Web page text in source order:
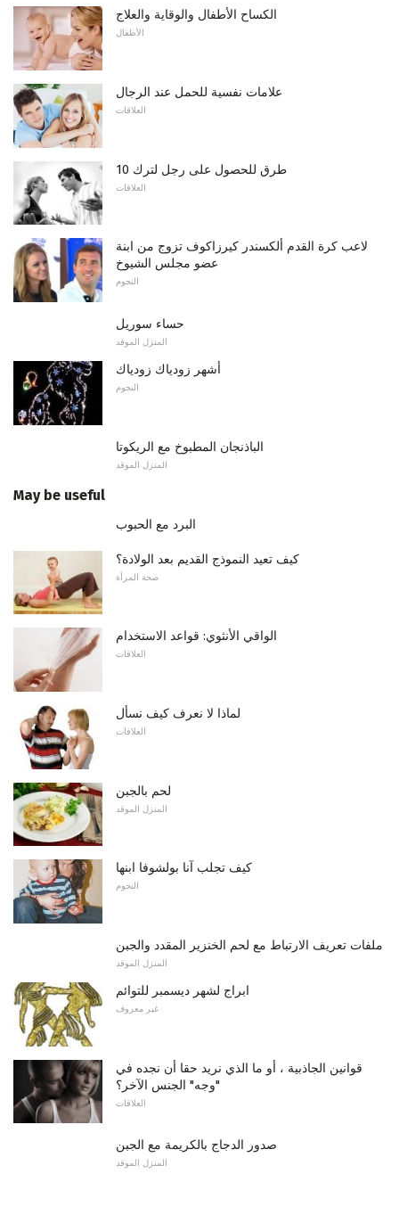
الكساح الأطفال والوقاية والعلاج
الأطفال
علامات نفسية للحمل عند الرجال
العلاقات
10 طرق للحصول على رجل لترك
العلاقات
لاعب كرة القدم ألكسندر كيرزاكوف تزوج من ابنة
عضو مجلس الشيوخ
النجوم
حساء سوريل
المنزل الموقد
أشهر زودياك زودياك
النجوم
الباذنجان المطبوخ مع الريكوتا
المنزل الموقد
May be useful
البرد مع الحبوب
كيف تعيد النموذج القديم بعد الولادة؟
صحة المرأة
الواقي الأنثوي: قواعد الاستخدام
العلاقات
لماذا لا نعرف كيف نسأل
العلاقات
لحم بالجبن
المنزل الموقد
كيف تجلب آنا بولشوفا ابنها
النجوم
ملفات تعريف الارتباط مع لحم الخنزير المقدد والجبن
المنزل الموقد
ابراج لشهر ديسمبر للتوائم
غير معروف
قوانين الجاذبية ، أو ما الذي نريد حقا أن نجده في
"وجه" الجنس الآخر؟
العلاقات
صدور الدجاج بالكريمة مع الجبن
المنزل الموقد